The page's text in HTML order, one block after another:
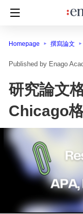
Homepage 撰寫論文
Enago
研究論文
Chicago